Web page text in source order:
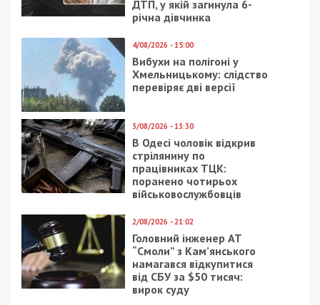
Предыдущая статья:
Каких вакансий в Днепре больше всего и
где сколько платят
Следующая статья:
В Днепре жителям одного из домов
рекомендовали готовиться к эвакуации:
фото
СУСПІЛЬСТВО